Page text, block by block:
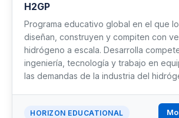
H2GP
Programa educativo global en el que
diseñan, construyen y compiten con
hidrógeno a escala. Desarrolla
ingeniería, tecnología y trabajo en
las demandas de la industria del
HORIZON EDUCATIONAL